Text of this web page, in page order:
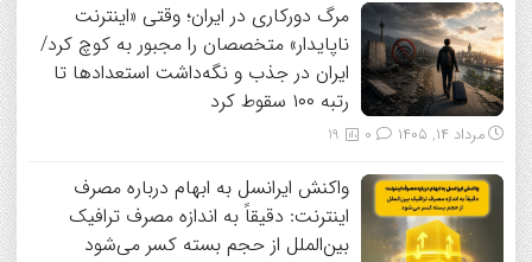
مرگ دورکاری در ایران؛ وقتی «اینترنت
ناپایدار» متخصصان را مجبور به کوچ کرد/
ایران در جذب و نگه‌داشت استعدادها تا
رتبه ۱۰۰ سقوط کرد
مرداد ۱۴, ۱۴۰۵ 19
واکنش ایرانسل به ابهام درباره مصرف
اینترنت: دقیقاً به اندازه مصرف ترافیک
بین‌الملل از حجم بسته کسر می‌شود